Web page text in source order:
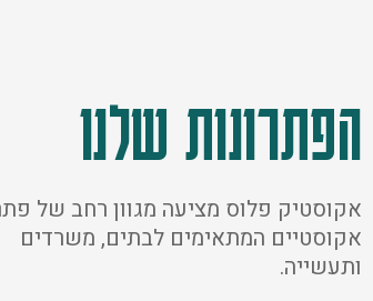
הפתרונות שלנו
אקוסטיק פלוס מציעה מגוון רחב של
אקוסטיים המתאימים לבתים, משרדים
ותעשייה.